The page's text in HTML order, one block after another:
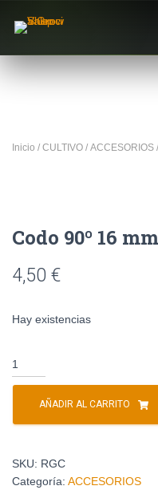
Inicio / CULTIVO / ACCESORIOS
Codo 90º 16
4,50 €
Hay existencias
AÑADIR AL CARRITO
SKU: RGC
Categoría: ACCESORIOS